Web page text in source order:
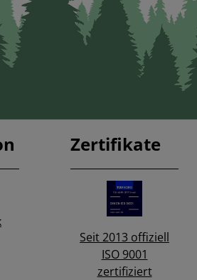
Zertifikate
Seit 2013 offiziell
ISO 9001
zertifiziert